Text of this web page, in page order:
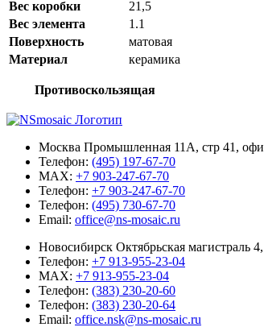
Вес коробки
21,5
Вес элемента
1.1
Поверхность
матовая
Материал
керамика
Противоскользящая
Москва Промышленная 11А, стр 41,
Телефон: (495) 197-67-70
MAX: +7 903-247-67-70
Телефон: +7 903-247-67-70
Телефон: (495) 730-67-70
Email: office@ns-mosaic.ru
Новосибирск Октябрьская магистраль
Телефон: +7 913-955-23-04
MAX: +7 913-955-23-04
Телефон: (383) 230-20-60
Телефон: (383) 230-20-64
Email: office.nsk@ns-mosaic.ru